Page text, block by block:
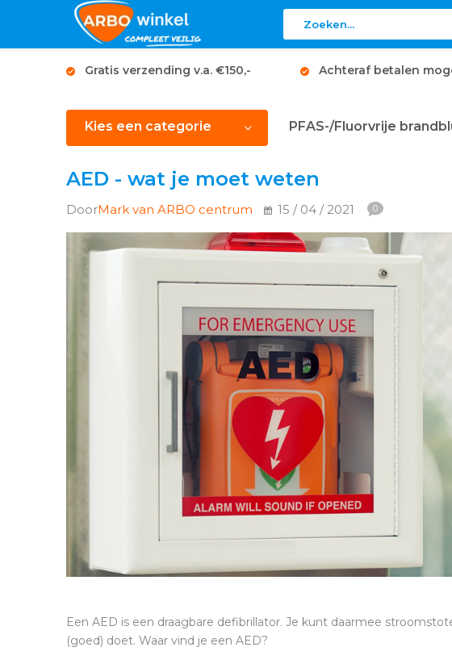
Gratis verzending v.a. €150,- Achteraf betalen
Kies een categorie PFAS-/Fluorvrije
AED - wat je moet weten
DoorMark van ARBO centrum 15 / 04 / 2021 0
Een AED is een draagbare defibrillator. Je kunt daarmee
(goed) doet. Waar vind je een AED?